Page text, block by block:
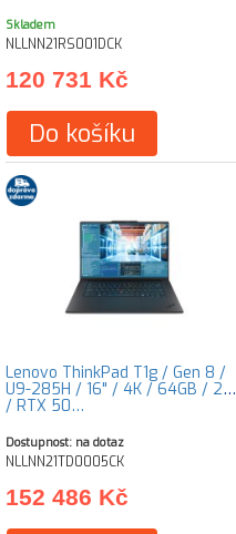
Skladem
NLLNN21RS001DCK
120 731 Kč
Do košíku
Lenovo ThinkPad T1g / Gen 8 /
U9-285H / 16" / 4K / 64GB / 2TB
/ RTX 50…
Dostupnost: na dotaz
NLLNN21TD0005CK
152 486 Kč